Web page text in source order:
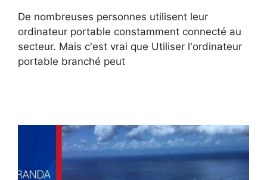
De nombreuses personnes utilisent leur
ordinateur portable constamment connecté au
secteur. Mais c'est vrai que Utiliser l'ordinateur
portable branché peut